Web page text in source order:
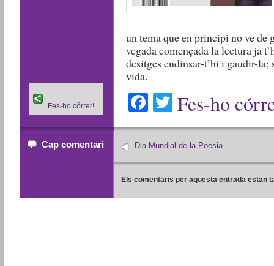
un tema que en principi no ve de
vegada començada la lectura ja
desitges endinsar-t’hi i gaudir-
vida.
Facebook
Twitter
Fes-ho
Fes-ho córrer!
Cap comentari Dia Mundial de la Poesia
Els comentaris per aquesta entrada estan